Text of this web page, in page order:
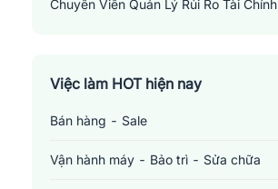
Chuyên Viên Quản Lý Rủi Ro Tài Chính
Việc làm HOT hiện nay
Bán hàng - Sale
Vận hành máy - Bảo trì - Sửa chữa